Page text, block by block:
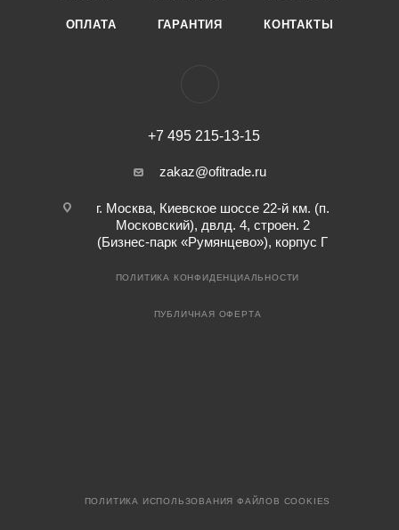
ОПЛАТА ГАРАНТИЯ КОНТАКТЫ
+7 495 215-13-15
zakaz@ofitrade.ru
г. Москва, Киевское шоссе 22-й км. (п.
Московский), двлд. 4, строен. 2
(Бизнес-парк «Румянцево»), корпус Г
ПОЛИТИКА КОНФИДЕНЦИАЛЬНОСТИ
ПУБЛИЧНАЯ ОФЕРТА
ПОЛИТИКА ИСПОЛЬЗОВАНИЯ ФАЙЛОВ COOKIES